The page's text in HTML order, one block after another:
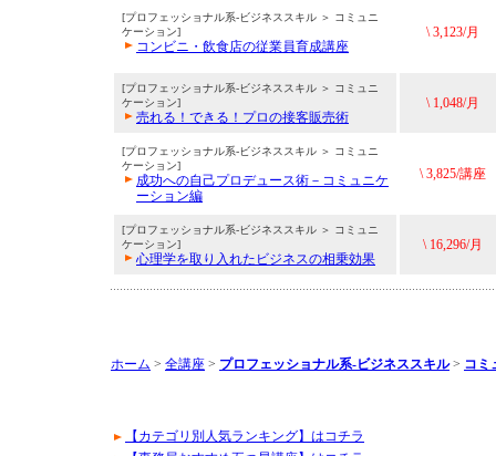
[プロフェッショナル系-ビジネススキル ＞ コミュニ
ケーション]
コンビニ・飲食店の従業員育成講座
\ 3,123/月
[プロフェッショナル系-ビジネススキル ＞ コミュニ
ケーション]
売れる！できる！プロの接客販売術
\ 1,048/月
[プロフェッショナル系-ビジネススキル ＞ コミュニ
ケーション]
成功への自己プロデュース術－コミュニケ
ーション編
\ 3,825/講座
[プロフェッショナル系-ビジネススキル ＞ コミュニ
ケーション]
心理学を取り入れたビジネスの相乗効果
\ 16,296/月
ホーム > 全講座 > プロフェッショナル系-ビジネススキル> コミ
【カテゴリ別人気ランキング】はコチラ